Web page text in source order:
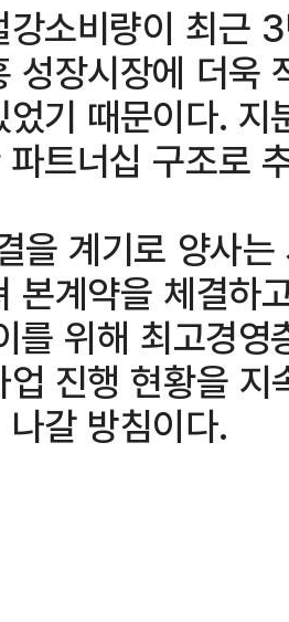
강소비량이 최근
성장시장에 더욱
었기 때문이다.
트너십 구조로
을 계기로 양사
본계약을 체결하
를 위해 최고경
진행 현황을
갈 방침이다.